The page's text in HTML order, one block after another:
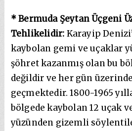
* Bermuda Şeytan Üçgeni
Tehlikelidir: Karayip
kaybolan gemi ve uçaklar
şöhret kazanmış olan bu
değildir ve her gün
geçmektedir. 1800-1965
bölgede kaybolan 12 uçak
yüzünden gizemli